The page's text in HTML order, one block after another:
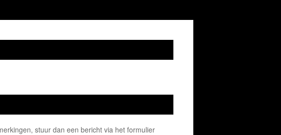
stuur dan een bericht via het formulier